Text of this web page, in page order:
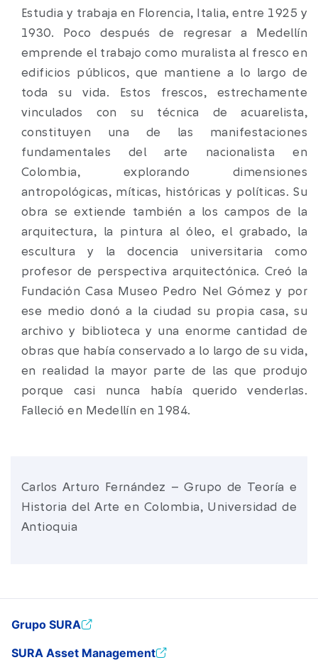
Estudia y trabaja en Florencia, Italia, entre 1925 y
1930. Poco después de regresar a Medellín
emprende el trabajo como muralista al fresco en
edificios públicos, que mantiene a lo largo de
toda su vida. Estos frescos, estrechamente
vinculados con su técnica de acuarelista,
constituyen una de las manifestaciones
fundamentales del arte nacionalista en
Colombia, explorando dimensiones
antropológicas, míticas, históricas y políticas. Su
obra se extiende también a los campos de la
arquitectura, la pintura al óleo, el grabado, la
escultura y la docencia universitaria como
profesor de perspectiva arquitectónica. Creó la
Fundación Casa Museo Pedro Nel Gómez y por
ese medio donó a la ciudad su propia casa, su
archivo y biblioteca y una enorme cantidad de
obras que había conservado a lo largo de su vida,
en realidad la mayor parte de las que produjo
porque casi nunca había querido venderlas.
Falleció en Medellín en 1984.
Carlos Arturo Fernández – Grupo de Teoría e
Historia del Arte en Colombia, Universidad de
Antioquia
Grupo SURA
SURA Asset Management